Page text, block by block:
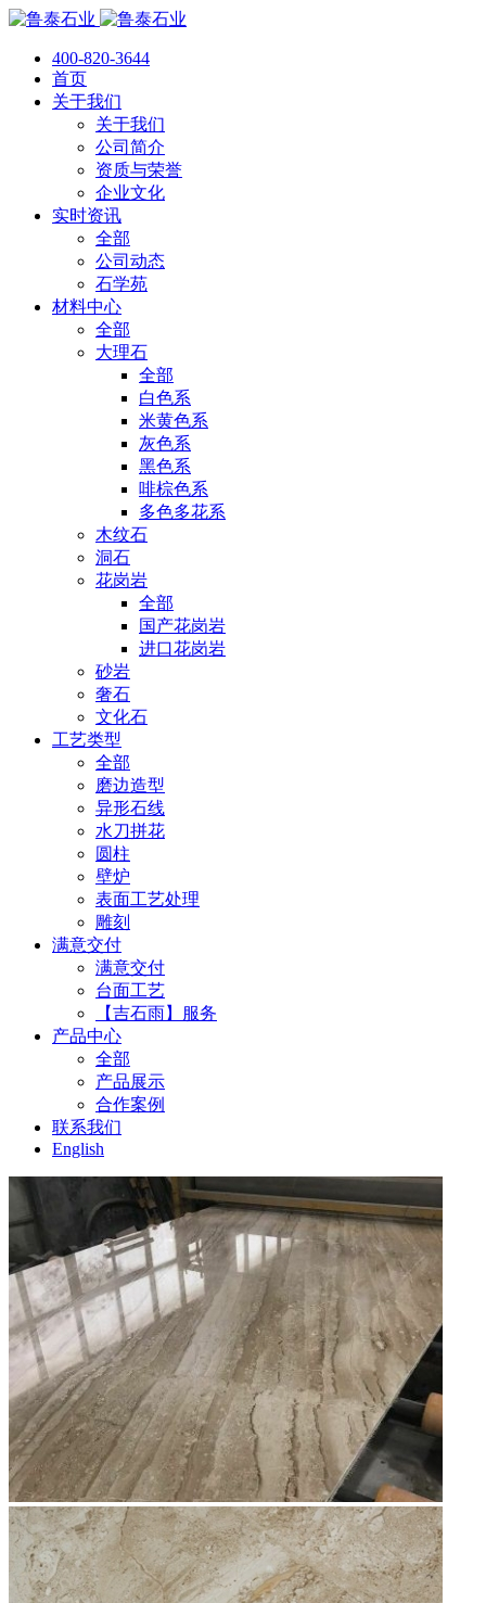
400-820-3644
首页
关于我们
关于我们
公司简介
资质与荣誉
企业文化
实时资讯
全部
公司动态
石学苑
材料中心
全部
大理石
全部
白色系
米黄色系
灰色系
黑色系
啡棕色系
多色多花系
木纹石
洞石
花岗岩
全部
国产花岗岩
进口花岗岩
砂岩
奢石
文化石
工艺类型
全部
磨边造型
异形石线
水刀拼花
圆柱
壁炉
表面工艺处理
雕刻
满意交付
满意交付
台面工艺
【吉石雨】服务
产品中心
全部
产品展示
合作案例
联系我们
English